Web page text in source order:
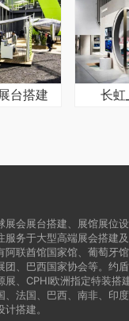
台搭建 长虹
展会展台搭建、展馆展位
服务于大型高端展会搭建
阿联酋馆国家馆、葡萄牙
团、巴西国家协会等。约
展、CPHI欧洲指定特装搭
、法国、巴西、南非、印
搭建。